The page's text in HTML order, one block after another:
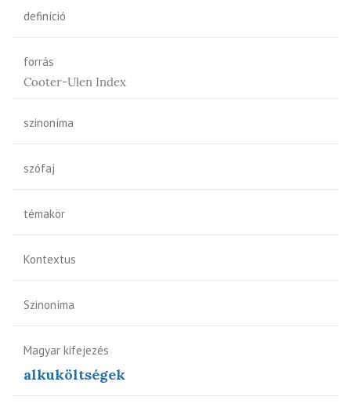
definíció
forrás
Cooter-Ulen Index
szinoníma
szófaj
témakör
Kontextus
Szinoníma
Magyar kifejezés
alkuköltségek